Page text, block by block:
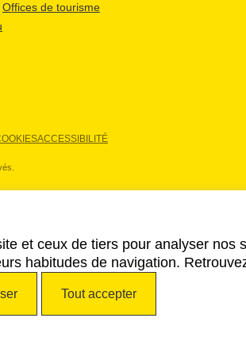
Offices de tourisme
ACCESSIBILITÉ
et ceux de tiers pour analyser
habitudes de navigation.
Tout accepter